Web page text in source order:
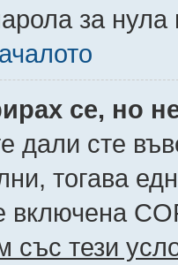
за
се, но
дали сте
тогава
включена
със тези